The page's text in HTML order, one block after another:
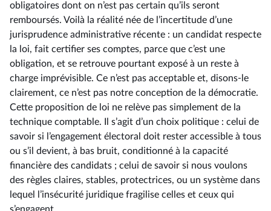
obligatoires dont on n’est pas certain qu’ils seront
remboursés. Voilà la réalité née de l’incertitude d’une
jurisprudence administrative récente : un candidat respecte
la loi, fait certifier ses comptes, parce que c’est une
obligation, et se retrouve pourtant exposé à un reste à
charge imprévisible. Ce n’est pas acceptable et, disons-le
clairement, ce n’est pas notre conception de la démocratie.
Cette proposition de loi ne relève pas simplement de la
technique comptable. Il s’agit d’un choix politique : celui de
savoir si l’engagement électoral doit rester accessible à tous
ou s’il devient, à bas bruit, conditionné à la capacité
financière des candidats ; celui de savoir si nous voulons
des règles claires, stables, protectrices, ou un système dans
lequel l’insécurité juridique fragilise celles et ceux qui